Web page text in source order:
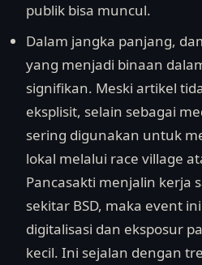
publik bisa muncul.
Dalam jangka panjang,
yang menjadi binaan
signifikan. Meski artikel
eksplisit, selain sebagai
sering digunakan untuk
lokal melalui race village
Pancasakti menjalin kerja
sekitar BSD, maka event
digitalisasi dan eksposur
kecil. Ini sejalan dengan